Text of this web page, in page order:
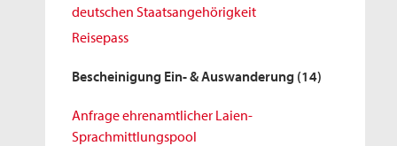
deutschen Staatsangehörigkeit
Reisepass
Bescheinigung Ein- & Auswanderung (14)
Anfrage ehrenamtlicher Laien-
Sprachmittlungspool